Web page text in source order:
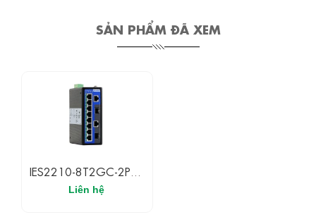
SẢN PHẨM ĐÃ XEM
IES2210-8T2GC-2P48
3Onedata Switch Công
Nghiệp 2 Cổng Combo
Liên hệ